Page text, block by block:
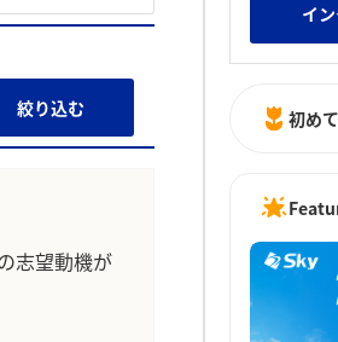
絞り込む
志望動機が
イ
初め